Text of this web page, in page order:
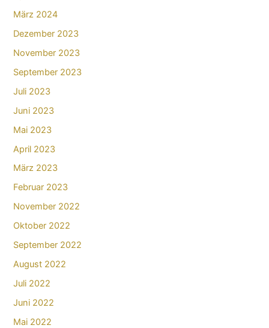
März 2024
Dezember 2023
November 2023
September 2023
Juli 2023
Juni 2023
Mai 2023
April 2023
März 2023
Februar 2023
November 2022
Oktober 2022
September 2022
August 2022
Juli 2022
Juni 2022
Mai 2022